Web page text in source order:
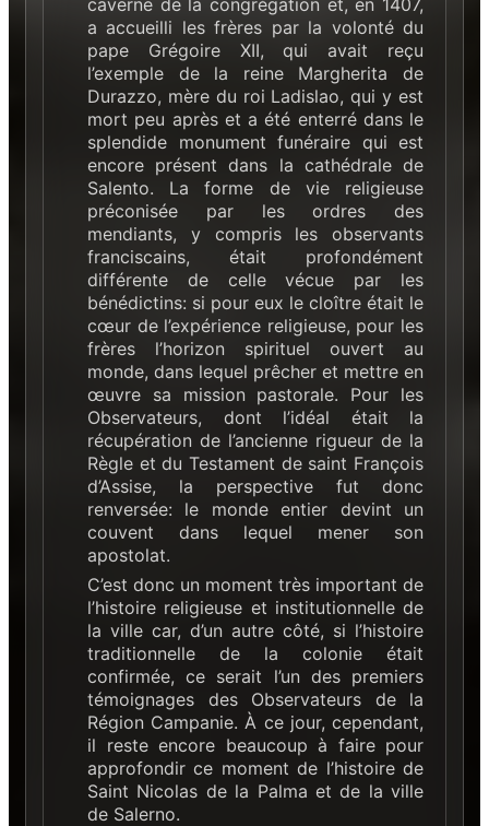
caverne de la congrégation et, en 1407,
a accueilli les frères par la volonté du
pape Grégoire XII, qui avait reçu
l’exemple de la reine Margherita de
Durazzo, mère du roi Ladislao, qui y est
mort peu après et a été enterré dans le
splendide monument funéraire qui est
encore présent dans la cathédrale de
Salento. La forme de vie religieuse
préconisée par les ordres des
mendiants, y compris les observants
franciscains, était profondément
différente de celle vécue par les
bénédictins: si pour eux le cloître était le
cœur de l’expérience religieuse, pour les
frères l’horizon spirituel ouvert au
monde, dans lequel prêcher et mettre en
œuvre sa mission pastorale. Pour les
Observateurs, dont l’idéal était la
récupération de l’ancienne rigueur de la
Règle et du Testament de saint François
d’Assise, la perspective fut donc
renversée: le monde entier devint un
couvent dans lequel mener son
apostolat.
C’est donc un moment très important de
l’histoire religieuse et institutionnelle de
la ville car, d’un autre côté, si l’histoire
traditionnelle de la colonie était
confirmée, ce serait l’un des premiers
témoignages des Observateurs de la
Région Campanie. À ce jour, cependant,
il reste encore beaucoup à faire pour
approfondir ce moment de l’histoire de
Saint Nicolas de la Palma et de la ville
de Salerno.